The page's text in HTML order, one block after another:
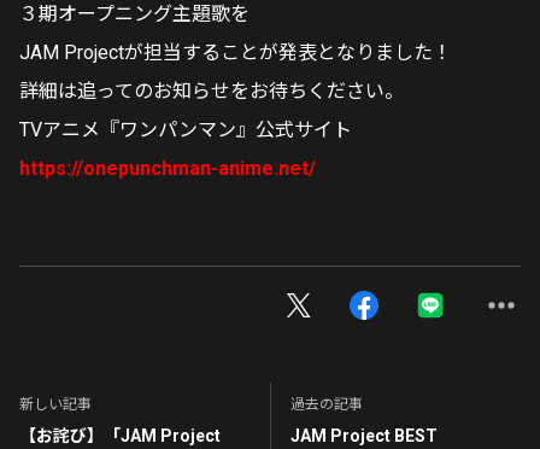
３期オープニング主題歌を
JAM Projectが担当することが発表となりました！
詳細は追ってのお知らせをお待ちください。
TVアニメ『ワンパンマン』公式サイト
https://onepunchman-anime.net/
新しい記事
【お詫び】「JAM Project
過去の記事
JAM Project BEST